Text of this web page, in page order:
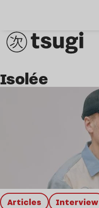
Isolée
Articles interview